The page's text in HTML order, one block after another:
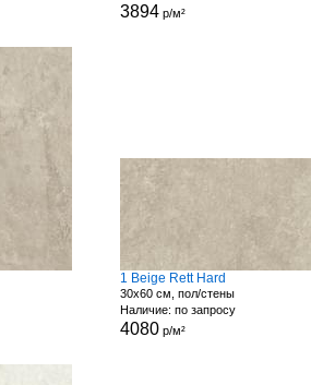
3894р/м²
1 Beige Rett Hard
30x60 см, пол/стены
Наличие: по запросу
4080р/м²